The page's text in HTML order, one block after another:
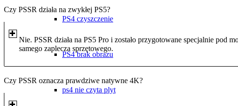
PS4 czyszczenie
PS4 brak obrazu
ps4 nie czyta plyt
Czy PSSR działa na zwykłej PS5?
Nie. PSSR działa na PS5 Pro i zostało przygotowane specjalnie pod
samego zaplecza sprzętowego.
Czy PSSR oznacza prawdziwe natywne 4K?